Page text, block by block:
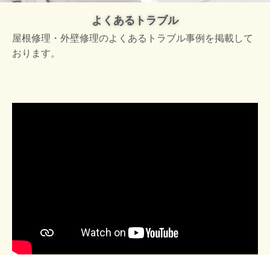
よくあるトラブル
屋根修理・外壁修理のよくあるトラブル事例を掲載して
おります。